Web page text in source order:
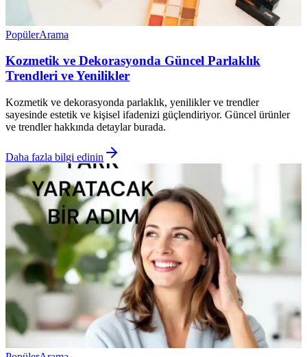
PopülerArama
Kozmetik ve Dekorasyonda Güncel Parlaklık
Trendleri ve Yenilikler
Kozmetik ve dekorasyonda parlaklık, yenilikler ve trendler
sayesinde estetik ve kişisel ifadenizi güçlendiriyor. Güncel ürünler
ve trendler hakkında detaylar burada.
Daha fazla bilgi edinin